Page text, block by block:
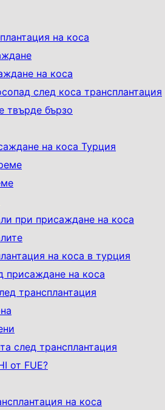
на коса
на коса
след коса трансплантация
твърде бързо
на коса Турция
при присаждане на коса
на коса в турция
присаждане на коса
трансплантация
след трансплантация
от FUE?
на коса